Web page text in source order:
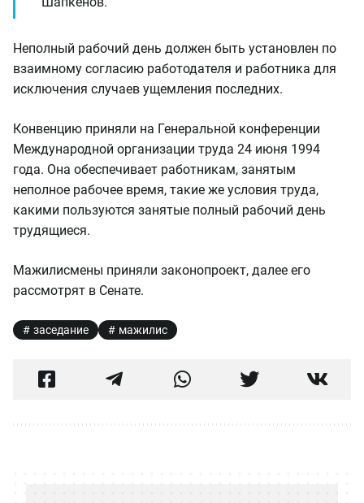
Неполный рабочий день должен быть установлен по
взаимному согласию работодателя и работника для
исключения случаев ущемления последних.
Конвенцию приняли на Генеральной конференции
Международной организации труда 24 июня 1994
года. Она обеспечивает работникам, занятым
неполное рабочее время, такие же условия труда,
какими пользуются занятые полный рабочий день
трудящиеся.
Мажилисмены приняли законопроект, далее его
рассмотрят в Сенате.
заседание мажилис